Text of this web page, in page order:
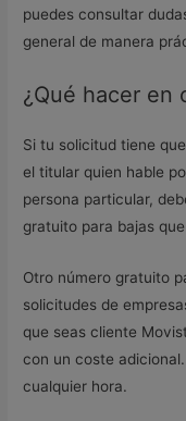
puedes consultar
general de manera
¿Qué hacer en
Si tu solicitud tiene
el titular quien hable
persona particular,
gratuito para bajas
Otro número gratuito
solicitudes de
que seas cliente
con un coste
cualquier hora.